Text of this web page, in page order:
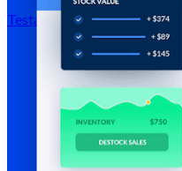
Testar grátis Registar